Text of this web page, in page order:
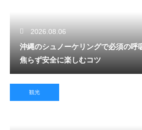
2026.08.06
沖縄のシュノーケリングで必須の呼
焦らず安全に楽しむコツ
観光